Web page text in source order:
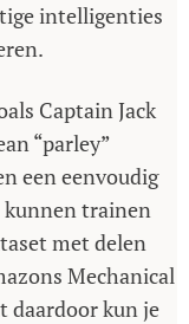
intelligenties
Captain Jack
“parley”
een eenvoudig
kunnen trainen
met delen
Mechanical
daardoor kun je